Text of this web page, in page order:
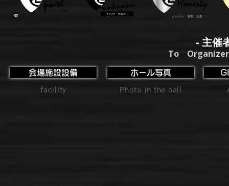
- 主催
To
会場施設設備
facility
ホール写真
Photo in the hall